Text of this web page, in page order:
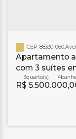
Apartamento
com 3 suítes
R$
CEP: 88330-060,
3 4